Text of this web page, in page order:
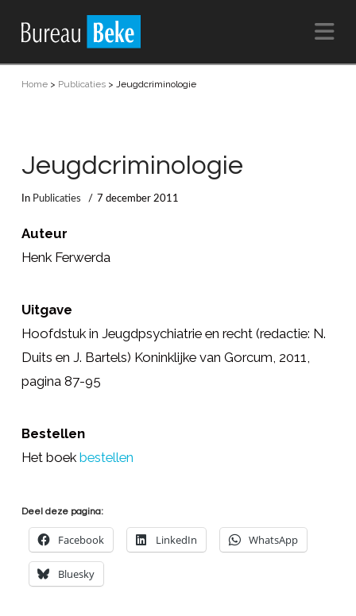
Home> Publicaties> Jeugdcriminologie
Jeugdcriminologie
In Publicaties 7 december 2011
Auteur
Henk Ferwerda
Uitgave
Hoofdstuk in Jeugdpsychiatrie en recht (redactie: N.
Duits en J. Bartels) Koninklijke van Gorcum, 2011,
pagina 87-95
Bestellen
Het boek bestellen
Deel deze pagina:
Facebook LinkedIn WhatsApp
Bluesky